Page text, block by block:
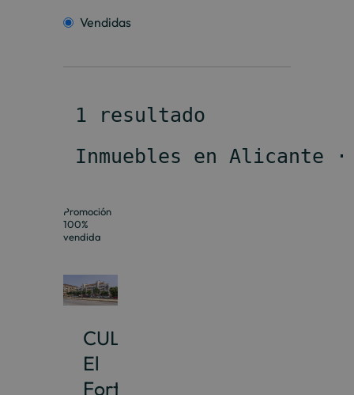
Vendidas
1 resultado
Inmuebles en Alicante ·
Promoción
100%
vendida
CULMIA
El
Fortí